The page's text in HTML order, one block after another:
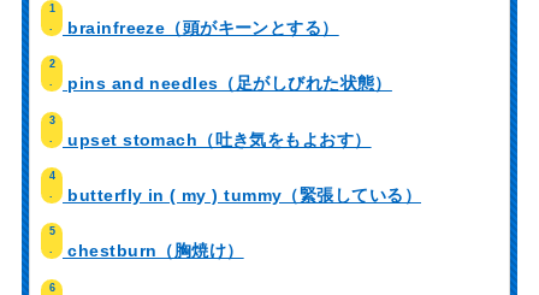
1
brainfreeze（頭がキーンとする）
2
.
pins and needles（足がしびれた状態）
3
upset stomach（吐き気をもよおす）
4
butterfly in ( my ) tummy（緊張している）
5
.
chestburn（胸焼け）
6